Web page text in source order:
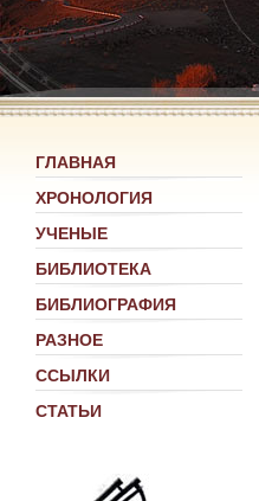
ГЛАВНАЯ
ХРОНОЛОГИЯ
УЧЕНЫЕ
БИБЛИОТЕКА
БИБЛИОГРАФИЯ
РАЗНОЕ
ССЫЛКИ
СТАТЬИ